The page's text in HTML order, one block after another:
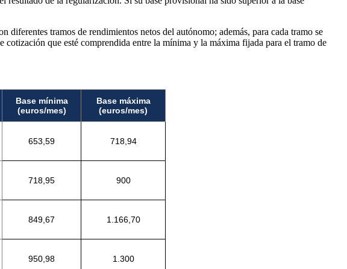
diferentes tramos de rendimientos netos del autónomo; además, para cada tramo se
cotización que esté comprendida entre la mínima y la máxima fijada para el tramo de
Base mínima
(euros/mes)
Base máxima
(euros/mes)
653,59 718,94
718,95 900
849,67 1.166,70
950,98 1.300